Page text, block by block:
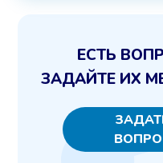
ЕСТЬ
ЗАДАЙТЕ ИХ